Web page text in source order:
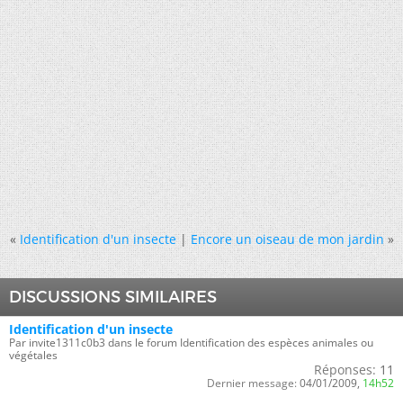
« Identification d'un insecte|Encore un oiseau de mon jardin »
DISCUSSIONS SIMILAIRES
Identification d'un insecte
Par invite1311c0b3 dans le forum Identification des espèces animales ou
végétales
Réponses: 11
Dernier message: 04/01/2009, 14h52